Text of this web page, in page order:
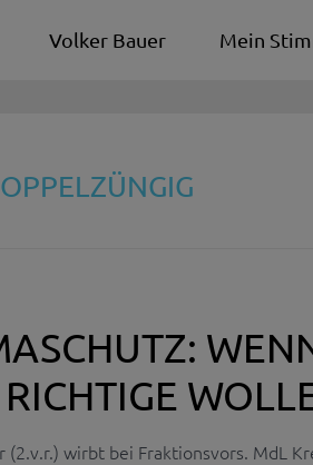
Volker Bauer Mein
(2.v.r.) wirbt bei Fraktionsvors. MdL